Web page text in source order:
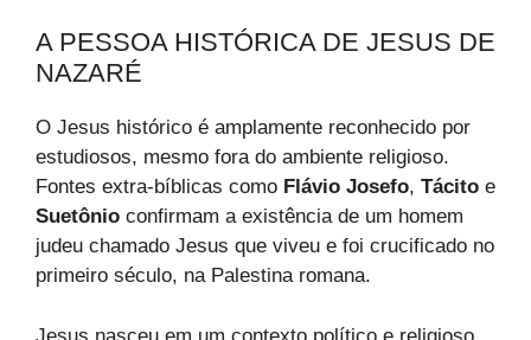
A PESSOA HISTÓRICA DE JESUS DE
NAZARÉ
O Jesus histórico é amplamente reconhecido por
estudiosos, mesmo fora do ambiente religioso.
Fontes extra-bíblicas como Flávio Josefo, Tácito e
Suetônio confirmam a existência de um homem
judeu chamado Jesus que viveu e foi crucificado no
primeiro século, na Palestina romana.
Jesus nasceu em um contexto político e religioso